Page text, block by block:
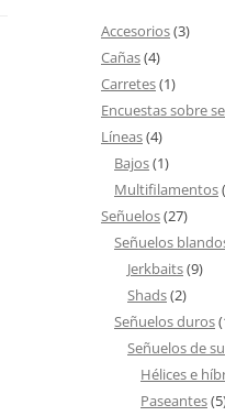
Accesorios(3)
Cañas(4)
Carretes(1)
Encuestas sobre
Líneas(4)
Bajos(1)
Multifilamentos
Señuelos(27)
Señuelos
Jerkbaits(9)
Shads(2)
Señuelos duros
Señuelos de
Hélices e
Paseantes